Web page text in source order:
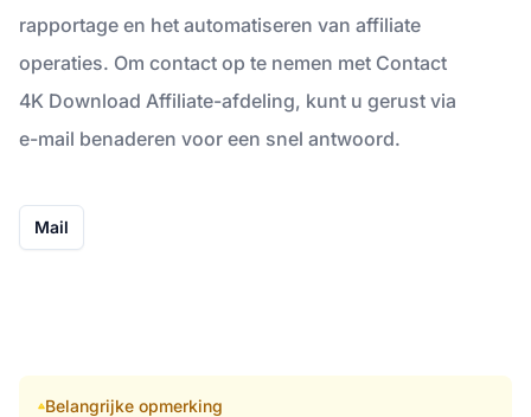
rapportage en het automatiseren van affiliate
operaties. Om contact op te nemen met Contact
4K Download Affiliate-afdeling, kunt u gerust via
e-mail benaderen voor een snel antwoord.
Mail
Belangrijke opmerking